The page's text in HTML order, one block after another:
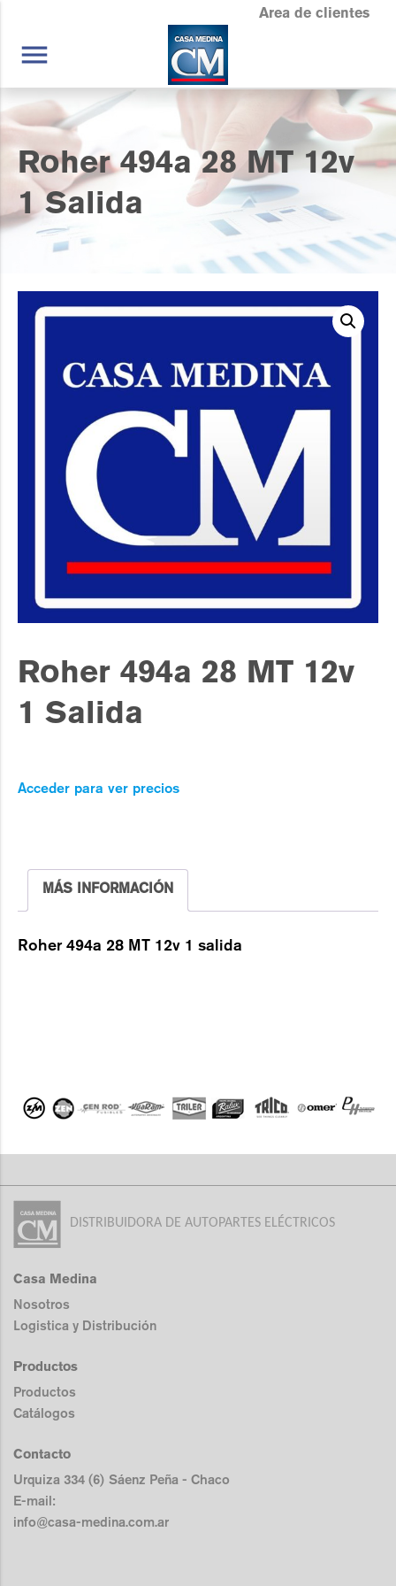
Area de clientes
menu
Roher 494a 28 MT 12v
1 Salida
Roher 494a 28 MT 12v
1 Salida
Acceder para ver precios
MÁS INFORMACIÓN
Roher 494a 28 MT 12v 1 salida
DISTRIBUIDORA DE AUTOPARTES ELÉCTRICOS
Casa Medina
Nosotros
Logistica y Distribución
Productos
Productos
Catálogos
Contacto
Urquiza 334 (6) Sáenz Peña - Chaco
E-mail:
info@casa-medina.com.ar